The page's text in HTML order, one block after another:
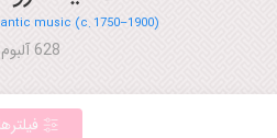
music (c. 1750–1900)
628 آلبوم
فیلترها